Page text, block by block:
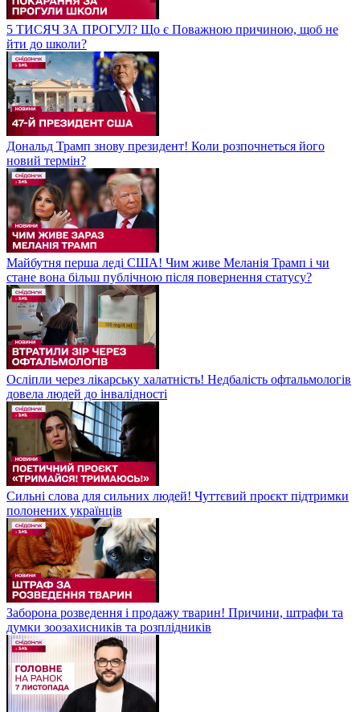
5 ТИСЯЧ ЗА ПРОГУЛ? Що є Поважною причиною, щоб не
йти до школи?
Дональд Трамп знову президент! Коли розпочнеться його
новий термін?
Майбутня перша леді США! Чим живе Меланія Трамп і чи
стане вона більш публічною після повернення статусу?
Осліпли через лікарську халатність! Недбалість офтальмологів
довела людей до інвалідності
Сильні слова для сильних людей! Чуттєвий проєкт підтримки
полонених українців
Заборона розведення і продажу тварин! Причини, штрафи та
думки зоозахисників та розплідників